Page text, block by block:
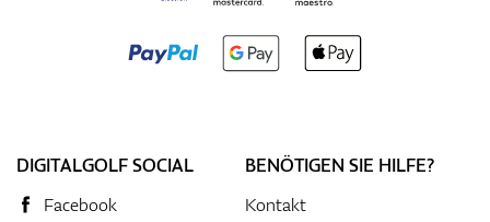
DIGITALGOLF SOCIAL
Facebook
BENÖTIGEN SIE HILFE?
Kontakt